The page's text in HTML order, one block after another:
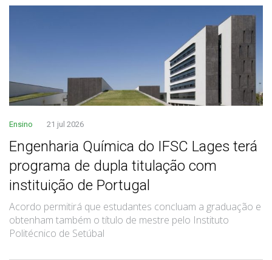
Ensino 21 jul 2026
Engenharia Química do IFSC Lages terá
programa de dupla titulação com
instituição de Portugal
Acordo permitirá que estudantes concluam a graduação e
obtenham também o título de mestre pelo Instituto
Politécnico de Setúbal